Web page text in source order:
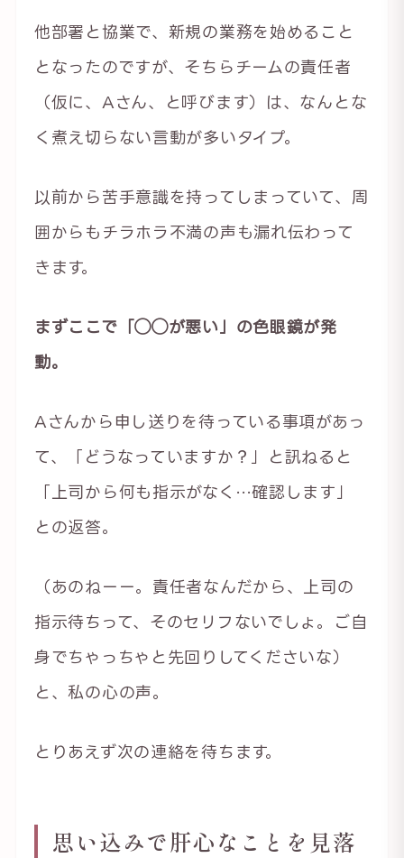
他部署と協業で、新規の業務を始めること
となったのですが、そちらチームの責任者
（仮に、Aさん、と呼びます）は、なんとな
く煮え切らない言動が多いタイプ。
以前から苦手意識を持ってしまっていて、周
囲からもチラホラ不満の声も漏れ伝わって
きます。
まずここで「◯◯が悪い」の色眼鏡が発
動。
Aさんから申し送りを待っている事項があっ
て、「どうなっていますか？」と訊ねると
「上司から何も指示がなく…確認します」
との返答。
（あのねーー。責任者なんだから、上司の
指示待ちって、そのセリフないでしょ。ご自
身でちゃっちゃと先回りしてくださいな）
と、私の心の声。
とりあえず次の連絡を待ちます。
思い込みで肝心なことを見落